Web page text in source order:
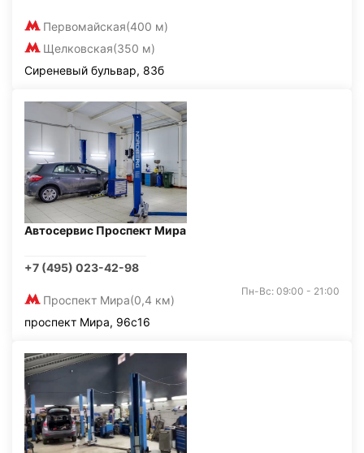
Первомайская(400 м)
Щелковская(350 м)
Сиреневый бульвар, 83б
Автосервис Проспект Мира
+7 (495) 023-42-98
Проспект Мира(0,4 км)
Пн-Вс: 09:00 - 21:00
проспект Мира, 96с16